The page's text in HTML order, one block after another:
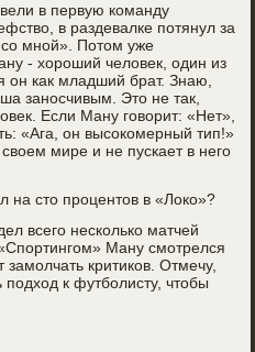
в первую команду
в раздевалке потянул за
со мной». Потом уже
- хороший человек, один из
как младший брат. Знаю,
заносчивым. Это не так,
Если Ману говорит: «Нет»,
«Ага, он высокомерный тип!»
мире и не пускает в него
на сто процентов в «Локо»?
всего несколько матчей
Ману смотрелся
критиков. Отмечу,
к футболисту, чтобы